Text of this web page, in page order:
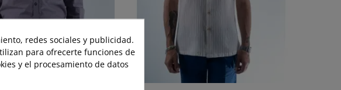
redes sociales y publicidad.
para ofrecerte funciones de
y el procesamiento de datos